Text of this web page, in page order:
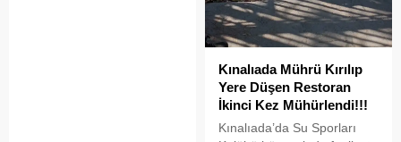
Kınalıada Mührü Kırılıp
Yere Düşen Restoran
İkinci Kez Mühürlendi!!!
Kınalıada’da Su Sporları